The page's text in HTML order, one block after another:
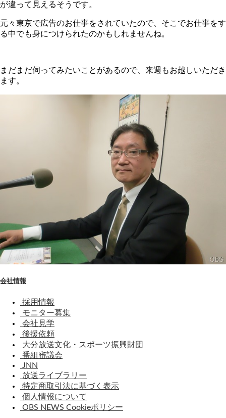
が違って見えるそうです。
元々東京で広告のお仕事をされていたので、そこでお仕事をす
る中でも身につけられたのかもしれませんね。
まだまだ伺ってみたいことがあるので、来週もお越しいただき
ます。
会社情報
採用情報
モニター募集
会社見学
後援依頼
大分放送文化・スポーツ振興財団
番組審議会
JNN
放送ライブラリー
特定商取引法に基づく表示
個人情報について
OBS NEWS Cookieポリシー